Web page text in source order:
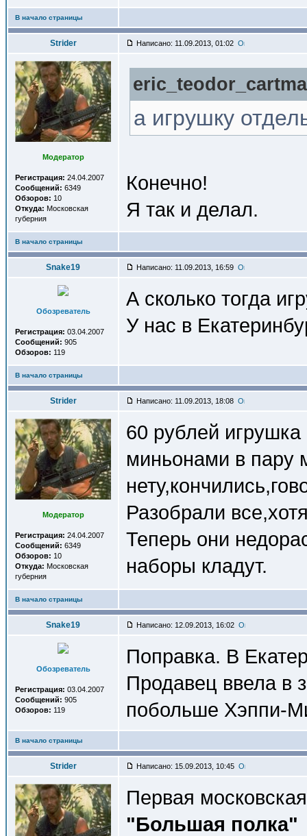
В начало страницы
Strider Написано: 11.09.2013, 01:02
Модератор
Регистрация: 24.04.2007
Сообщений: 6349
Обзоров: 10
Откуда: Московская
губерния
а игрушку
Конечно!
Я так и делал.
В начало страницы
Snake19 Написано: 11.09.2013, 16:59
Обозреватель
Регистрация: 03.04.2007
Сообщений: 905
Обзоров: 119
А сколько тогда
У нас в
В начало страницы
Strider Написано: 11.09.2013, 18:08
Модератор
Регистрация: 24.04.2007
Сообщений: 6349
Обзоров: 10
Откуда: Московская
губерния
60 рублей
миньонами в пару
Разобрали
Теперь они
наборы кладут.
В начало страницы
Snake19 Написано: 12.09.2013, 16:02
Обозреватель
Регистрация: 03.04.2007
Сообщений: 905
Обзоров: 119
Поправка. В
Продавец ввела в
побольше Хэппи-
В начало страницы
Strider Написано: 15.09.2013, 10:45
Первая
"Большая полка"